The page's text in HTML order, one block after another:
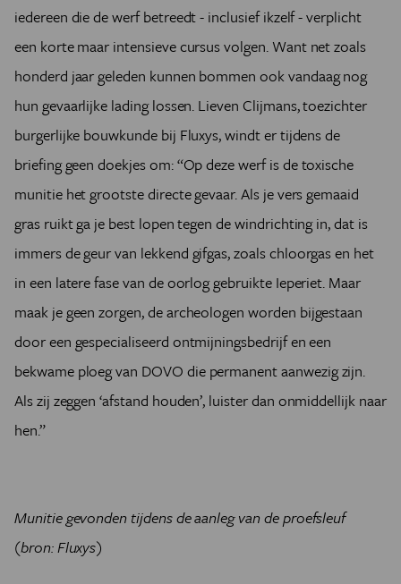
iedereen die de werf betreedt - inclusief ikzelf - verplicht
een korte maar intensieve cursus volgen. Want net zoals
honderd jaar geleden kunnen bommen ook vandaag nog
hun gevaarlijke lading lossen. Lieven Clijmans, toezichter
burgerlijke bouwkunde bij Fluxys, windt er tijdens de
briefing geen doekjes om: “Op deze werf is de toxische
munitie het grootste directe gevaar. Als je vers gemaaid
gras ruikt ga je best lopen tegen de windrichting in, dat is
immers de geur van lekkend gifgas, zoals chloorgas en het
in een latere fase van de oorlog gebruikte Ieperiet. Maar
maak je geen zorgen, de archeologen worden bijgestaan
door een gespecialiseerd ontmijningsbedrijf en een
bekwame ploeg van DOVO die permanent aanwezig zijn.
Als zij zeggen ‘afstand houden’, luister dan onmiddellijk naar
hen.”
Munitie gevonden tijdens de aanleg van de proefsleuf
(bron: Fluxys)